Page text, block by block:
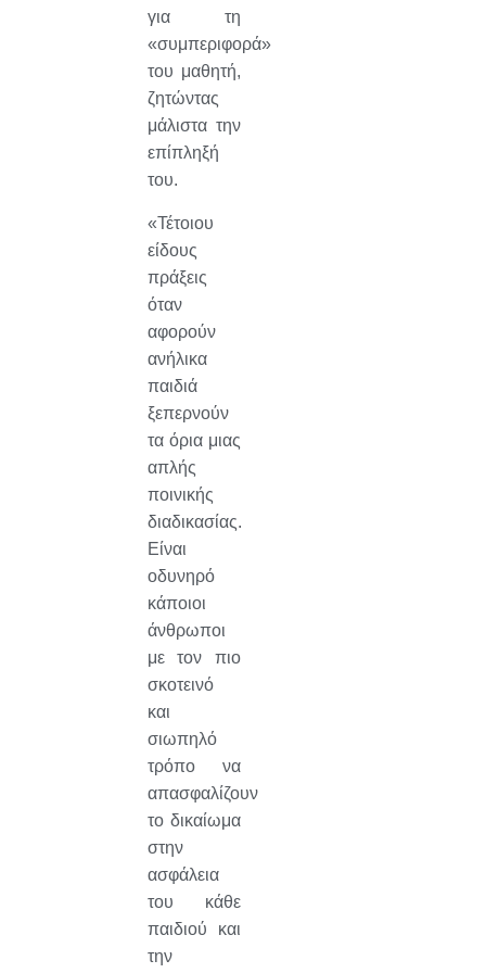
για τη
«συμπεριφορά»
του μαθητή,
ζητώντας
μάλιστα την
επίπληξή
του.
«Τέτοιου
είδους
πράξεις
όταν
αφορούν
ανήλικα
παιδιά
ξεπερνούν
τα όρια μιας
απλής
ποινικής
διαδικασίας.
Είναι
οδυνηρό
κάποιοι
άνθρωποι
με τον πιο
σκοτεινό
και
σιωπηλό
τρόπο να
απασφαλίζουν
το δικαίωμα
στην
ασφάλεια
του κάθε
παιδιού και
την